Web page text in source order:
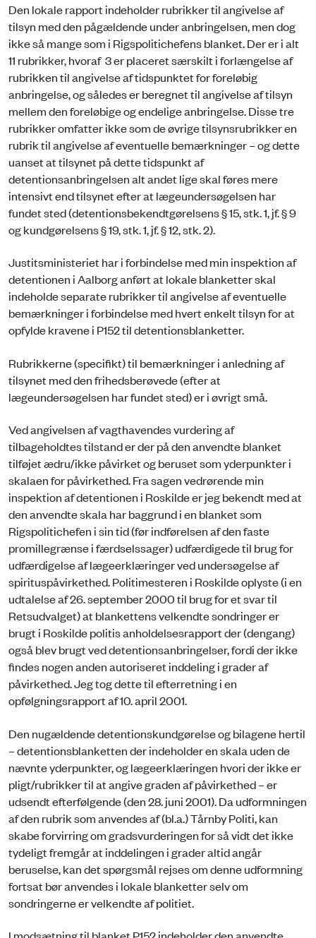
Den lokale rapport indeholder rubrikker til angivelse af
tilsyn med den pågældende under anbringelsen, men dog
ikke så mange som i Rigspolitichefens blanket. Der er i alt
11 rubrikker, hvoraf 3 er placeret særskilt i forlængelse af
rubrikken til angivelse af tidspunktet for foreløbig
anbringelse, og således er beregnet til angivelse af tilsyn
mellem den foreløbige og endelige anbringelse. Disse tre
rubrikker omfatter ikke som de øvrige tilsynsrubrikker en
rubrik til angivelse af eventuelle bemærkninger – og dette
uanset at tilsynet på dette tidspunkt af
detentionsanbringelsen alt andet lige skal føres mere
intensivt end tilsynet efter at lægeundersøgelsen har
fundet sted (detentionsbekendtgørelsens § 15, stk. 1, jf. § 9
og kundgørelsens § 19, stk. 1, jf. § 12, stk. 2).
Justitsministeriet har i forbindelse med min inspektion af
detentionen i Aalborg anført at lokale blanketter skal
indeholde separate rubrikker til angivelse af eventuelle
bemærkninger i forbindelse med hvert enkelt tilsyn for at
opfylde kravene i P152 til detentionsblanketter.
Rubrikkerne (specifikt) til bemærkninger i anledning af
tilsynet med den frihedsberøvede (efter at
lægeundersøgelsen har fundet sted) er i øvrigt små.
Ved angivelsen af vagthavendes vurdering af
tilbageholdtes tilstand er der på den anvendte blanket
tilføjet ædru/ikke påvirket og beruset som yderpunkter i
skalaen for påvirkethed. Fra sagen vedrørende min
inspektion af detentionen i Roskilde er jeg bekendt med at
den anvendte skala har baggrund i en blanket som
Rigspolitichefen i sin tid (før indførelsen af den faste
promillegrænse i færdselssager) udfærdigede til brug for
udfærdigelse af lægeerklæringer ved undersøgelse af
spirituspåvirkethed. Politimesteren i Roskilde oplyste (i en
udtalelse af 26. september 2000 til brug for et svar til
Retsudvalget) at blankettens velkendte sondringer er
brugt i Roskilde politis anholdelsesrapport der (dengang)
også blev brugt ved detentionsanbringelser, fordi der ikke
findes nogen anden autoriseret inddeling i grader af
påvirkethed. Jeg tog dette til efterretning i en
opfølgningsrapport af 10. april 2001.
Den nugældende detentionskundgørelse og bilagene hertil
– detentionsblanketten der indeholder en skala uden de
nævnte yderpunkter, og lægeerklæringen hvori der ikke er
pligt/rubrikker til at angive graden af påvirkethed – er
udsendt efterfølgende (den 28. juni 2001). Da udformningen
af den rubrik som anvendes af (bl.a.) Tårnby Politi, kan
skabe forvirring om gradsvurderingen for så vidt det ikke
tydeligt fremgår at inddelingen i grader altid angår
beruselse, kan det spørgsmål rejses om denne udformning
fortsat bør anvendes i lokale blanketter selv om
sondringerne er velkendte af politiet.